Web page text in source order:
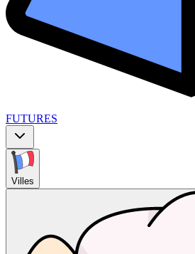
FUTURES
Villes